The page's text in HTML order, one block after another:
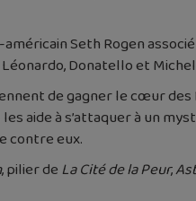
Seth Rogen
Donatello et
de gagner le cœur
aide à s’attaquer à un
contre eux.
, pilier de La Cité de la Peur,